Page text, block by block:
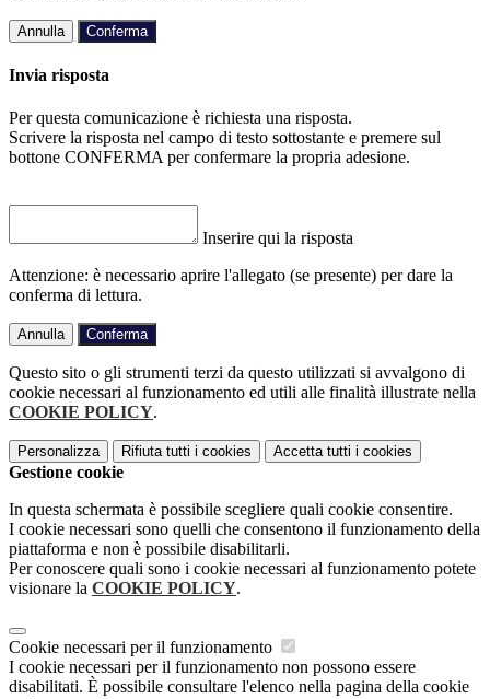
Annulla Conferma
Invia risposta
Per questa comunicazione è richiesta una risposta.
Scrivere la risposta nel campo di testo sottostante e premere sul
bottone CONFERMA per confermare la propria adesione.
Inserire qui la risposta
Attenzione: è necessario aprire l'allegato (se presente) per dare la
conferma di lettura.
Annulla Conferma
Questo sito o gli strumenti terzi da questo utilizzati si avvalgono di
cookie necessari al funzionamento ed utili alle finalità illustrate nella
COOKIE POLICY.
Personalizza Rifiuta tutti i cookies Accetta tutti i cookies
Gestione cookie
In questa schermata è possibile scegliere quali cookie consentire.
I cookie necessari sono quelli che consentono il funzionamento della
piattaforma e non è possibile disabilitarli.
Per conoscere quali sono i cookie necessari al funzionamento potete
visionare la COOKIE POLICY.
Cookie necessari per il funzionamento
I cookie necessari per il funzionamento non possono essere
disabilitati. È possibile consultare l'elenco nella pagina della cookie